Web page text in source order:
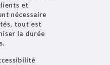
et
nécessaire
tout est
la durée